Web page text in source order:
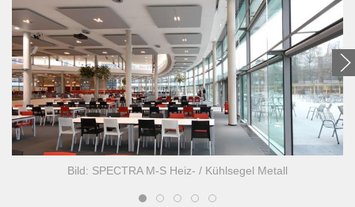
Bild: SPECTRA M-S Heiz- / Kühlsegel Metall